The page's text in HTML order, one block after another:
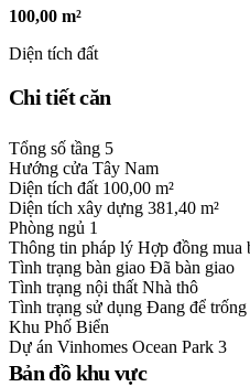
100,00 m²
Diện tích đất
Chi tiết căn
Tổng số tầng 5
Hướng cửa Tây Nam
Diện tích đất 100,00 m²
Diện tích xây dựng 381,40 m²
Phòng ngủ 1
Thông tin pháp lý Hợp đồng mua
Tình trạng bàn giao Đã bàn giao
Tình trạng nội thất Nhà thô
Tình trạng sử dụng Đang để trống
Khu Phố Biển
Dự án Vinhomes Ocean Park 3
Bản đồ khu vực